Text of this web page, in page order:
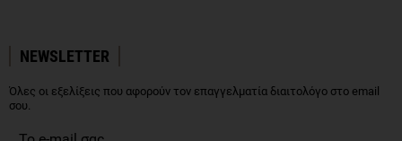
NEWSLETTER
Όλες οι εξελίξεις που αφορούν τον επαγγελματία διαιτολόγο στο email
σου.